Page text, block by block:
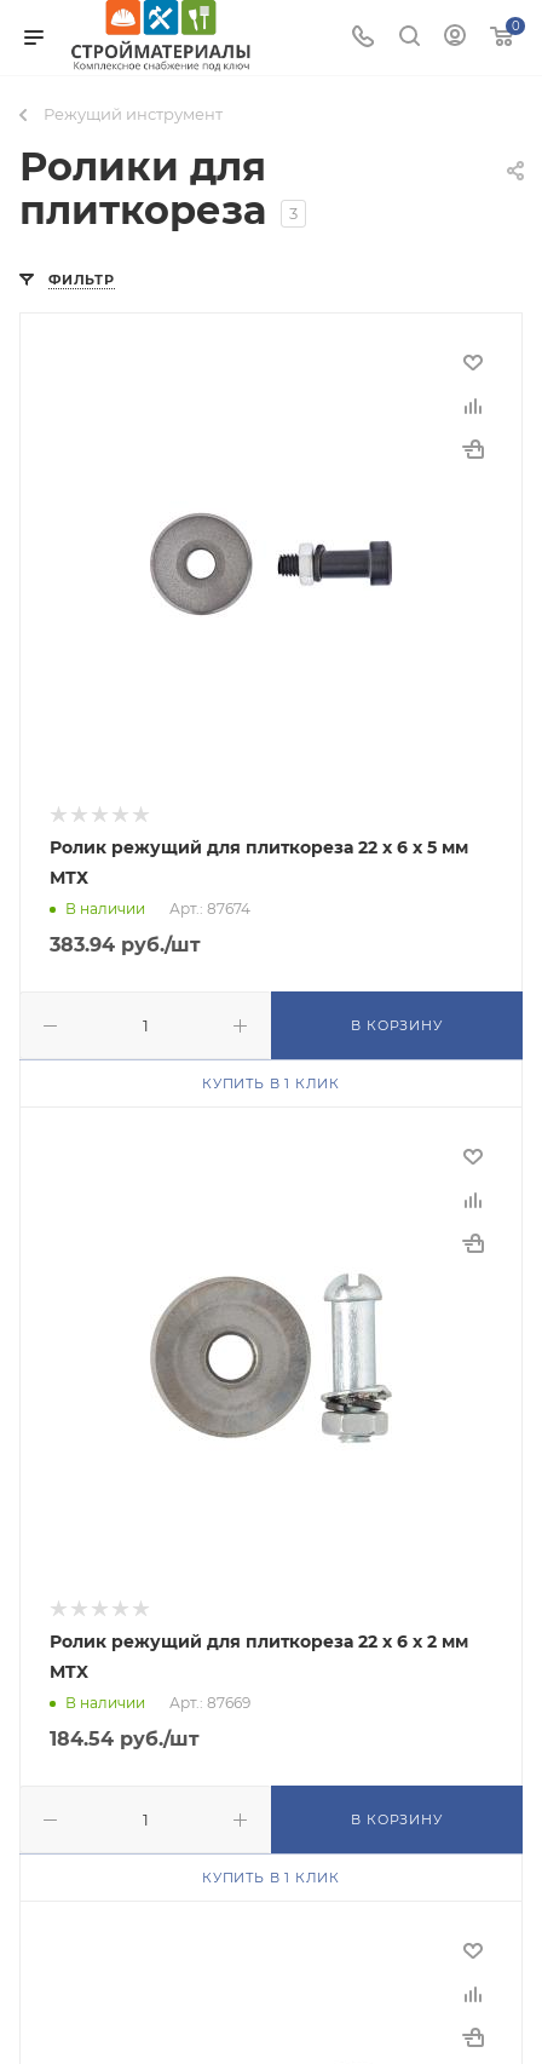
0
Режущий инструмент
Ролики для
плиткореза
3
ФИЛЬТР
Ролик режущий для плиткореза 22 х 6 х 5 мм
МТХ
В наличии Арт.: 87674
383.94 руб./шт
В КОРЗИНУ
КУПИТЬ В 1 КЛИК
Ролик режущий для плиткореза 22 х 6 х 2 мм
MTX
В наличии Арт.: 87669
184.54 руб./шт
В КОРЗИНУ
КУПИТЬ В 1 КЛИК